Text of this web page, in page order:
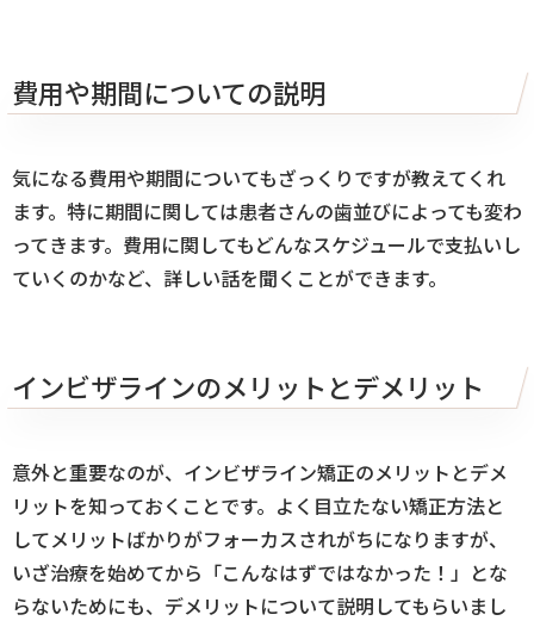
費用や期間についての説明
気になる費用や期間についてもざっくりですが教えてくれ
ます。特に期間に関しては患者さんの歯並びによっても変わ
ってきます。費用に関してもどんなスケジュールで支払いし
ていくのかなど、詳しい話を聞くことができます。
インビザラインのメリットとデメリット
意外と重要なのが、インビザライン矯正のメリットとデメ
リットを知っておくことです。よく目立たない矯正方法と
してメリットばかりがフォーカスされがちになりますが、
いざ治療を始めてから「こんなはずではなかった！」とな
らないためにも、デメリットについて説明してもらいまし